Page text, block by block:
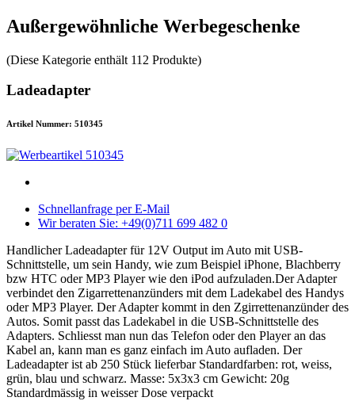
Außergewöhnliche Werbegeschenke
(Diese Kategorie enthält 112 Produkte)
Ladeadapter
Artikel Nummer: 510345
Schnellanfrage per E-Mail
Wir beraten Sie: +49(0)711 699 482 0
Handlicher Ladeadapter für 12V Output im Auto mit USB-
Schnittstelle, um sein Handy, wie zum Beispiel iPhone, Blachberry
bzw HTC oder MP3 Player wie den iPod aufzuladen.Der Adapter
verbindet den Zigarrettenanzünders mit dem Ladekabel des Handys
oder MP3 Player. Der Adapter kommt in den Zgirrettenanzünder des
Autos. Somit passt das Ladekabel in die USB-Schnittstelle des
Adapters. Schliesst man nun das Telefon oder den Player an das
Kabel an, kann man es ganz einfach im Auto aufladen. Der
Ladeadapter ist ab 250 Stück lieferbar Standardfarben: rot, weiss,
grün, blau und schwarz. Masse: 5x3x3 cm Gewicht: 20g
Standardmässig in weisser Dose verpackt